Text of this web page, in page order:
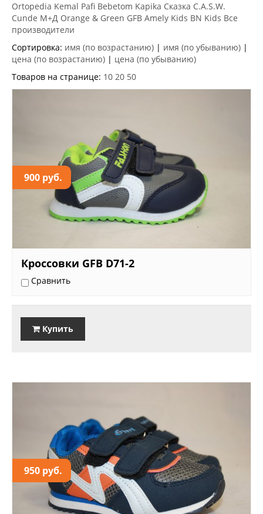
Ortopedia Kemal Pafi Bebetom Kapika Сказка C.A.S.W.
Cunde М+Д Orange & Green GFB Amely Kids BN Kids Все
производители
Сортировка: имя (по возрастанию) | имя (по убыванию) |
цена (по возрастанию) | цена (по убыванию)
Товаров на странице: 10 20 50
900 руб.
Кроссовки GFB D71-2
Сравнить
Купить
950 руб.